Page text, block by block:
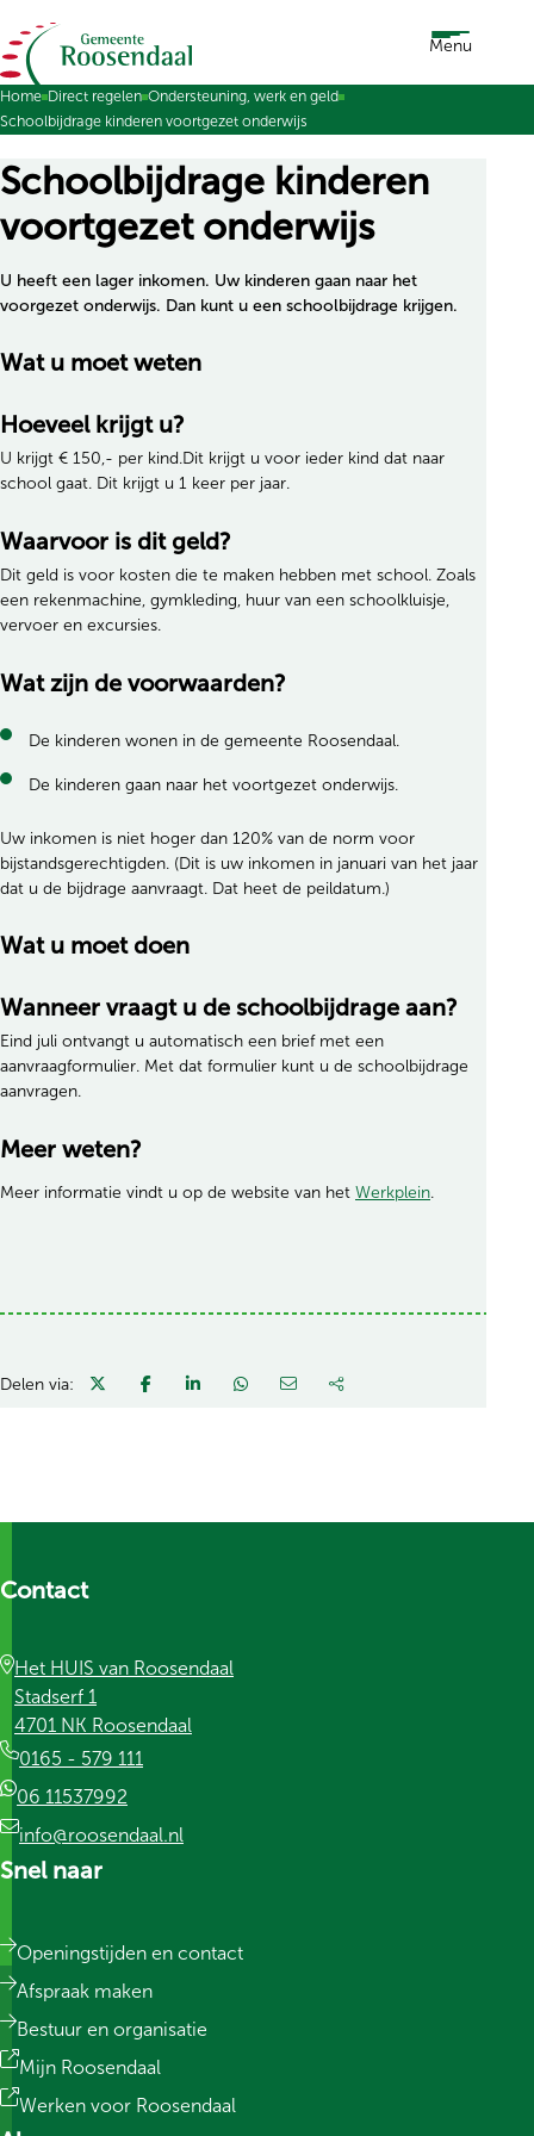
Ga naar de inhoud Menu
Home Direct regelen Ondersteuning, werk en geld
Schoolbijdrage kinderen voortgezet onderwijs
Schoolbijdrage kinderen
voortgezet onderwijs
U heeft een lager inkomen. Uw kinderen gaan naar het
voorgezet onderwijs. Dan kunt u een schoolbijdrage krijgen.
Wat u moet weten
Hoeveel krijgt u?
U krijgt € 150,- per kind.Dit krijgt u voor ieder kind dat naar
school gaat. Dit krijgt u 1 keer per jaar.
Waarvoor is dit geld?
Dit geld is voor kosten die te maken hebben met school. Zoals
een rekenmachine, gymkleding, huur van een schoolkluisje,
vervoer en excursies.
Wat zijn de voorwaarden?
De kinderen wonen in de gemeente Roosendaal.
De kinderen gaan naar het voortgezet onderwijs.
Uw inkomen is niet hoger dan 120% van de norm voor
bijstandsgerechtigden. (Dit is uw inkomen in januari van het jaar
dat u de bijdrage aanvraagt. Dat heet de peildatum.)
Wat u moet doen
Wanneer vraagt u de schoolbijdrage aan?
Eind juli ontvangt u automatisch een brief met een
aanvraagformulier. Met dat formulier kunt u de schoolbijdrage
aanvragen.
Meer weten?
Meer informatie vindt u op de website van het Werkplein.
Delen via:
Contact
Het HUIS van Roosendaal
Stadserf 1
4701 NK Roosendaal
0165 - 579 111
06 11537992
info@roosendaal.nl
Snel naar
Openingstijden en contact
Afspraak maken
Bestuur en organisatie
Mijn Roosendaal
Werken voor Roosendaal